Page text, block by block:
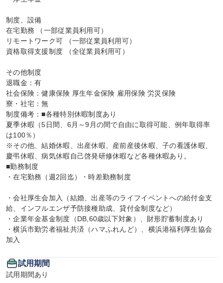
制度、設備
在宅勤務 （一部従業員利用可）
リモートワーク可 （一部従業員利用可）
資格取得支援制度 （全従業員利用可）
その他制度
退職金：有
社会保険：健康保険 厚生年金保険 雇用保険 労災保険
寮・社宅：無
制度備考：■各種特別休暇制度あり
夏季休暇（5日間、6月～9月の間で自由に取得可能、例年取得率
は100％）
※その他、結婚休暇、出産休暇、産前産後休暇、子の看護休暇、
慶弔休暇、病気休暇自己啓発研修休暇など各種休暇あり。
■勤務制度
・在宅勤務（週2回迄）・時差勤務制度
・会社厚生会加入（結婚、出産等のライフイベントへの給付金支
給、インフルエンザ予防接種助成、貸付金制度など）
・企業年金基金制度（DB,60歳以下対象）、財形貯蓄制度あり
・横浜市勤労者福祉共済（ハマふれんど）、横浜港福利厚生協会
加入
試用期間
試用期間あり